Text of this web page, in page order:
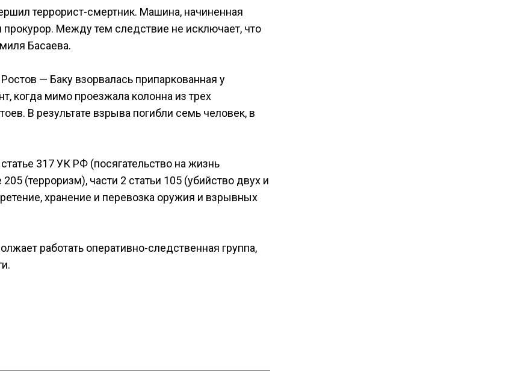
террорист-смертник. Машина, начиненная
прокурор. Между тем следствие не исключает, что
Басаева.
— Баку взорвалась припаркованная у
когда мимо проезжала колонна из трех
В результате взрыва погибли семь человек, в
317 УК РФ (посягательство на жизнь
(терроризм), части 2 статьи 105 (убийство двух и
хранение и перевозка оружия и взрывных
работать оперативно-следственная группа,